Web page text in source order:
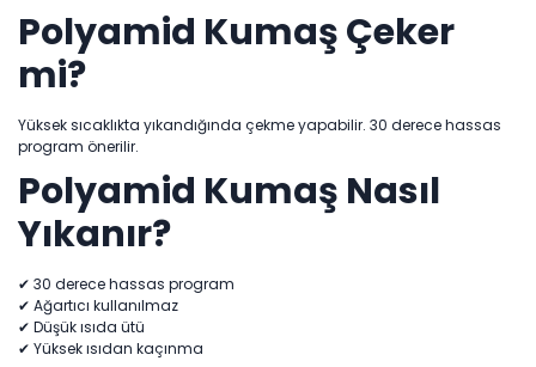
Polyamid Kumaş Çeker
mi?
Yüksek sıcaklıkta yıkandığında çekme yapabilir. 30 derece hassas
program önerilir.
Polyamid Kumaş Nasıl
Yıkanır?
✔ 30 derece hassas program
✔ Ağartıcı kullanılmaz
✔ Düşük ısıda ütü
✔ Yüksek ısıdan kaçınma